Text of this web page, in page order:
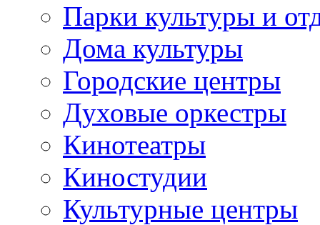
Парки культуры и
Дома культуры
Городские центры
Духовые оркестры
Кинотеатры
Киностудии
Культурные центры